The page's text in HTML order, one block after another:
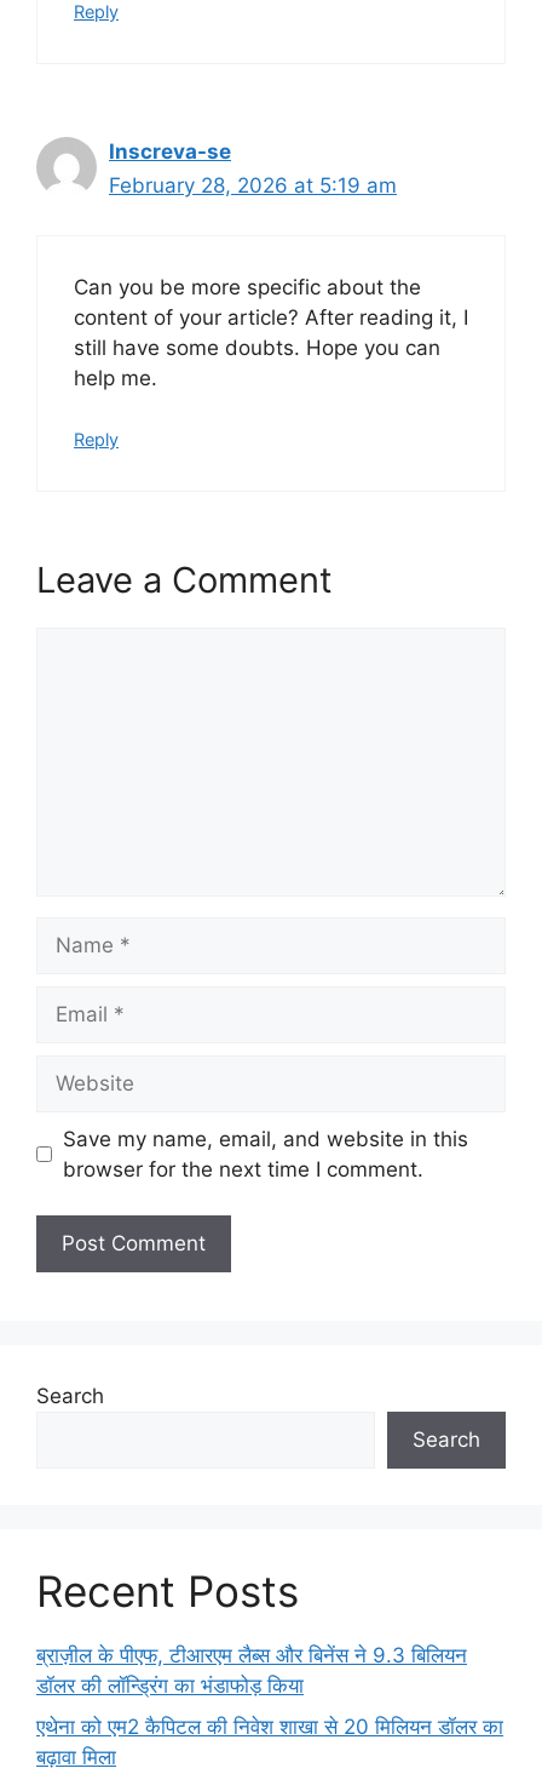
Reply
Inscreva-se
February 28, 2026 at 5:19 am
Can you be more specific about the
content of your article? After reading it, I
still have some doubts. Hope you can
help me.
Reply
Leave a Comment
Save my name, email, and website in this
browser for the next time I comment.
Search
Search
Recent Posts
ब्राज़ील के पीएफ, टीआरएम लैब्स और बिनेंस ने 9.3 बिलियन
डॉलर की लॉन्ड्रिंग का भंडाफोड़ किया
एथेना को एम2 कैपिटल की निवेश शाखा से 20 मिलियन डॉलर का
बढ़ावा मिला